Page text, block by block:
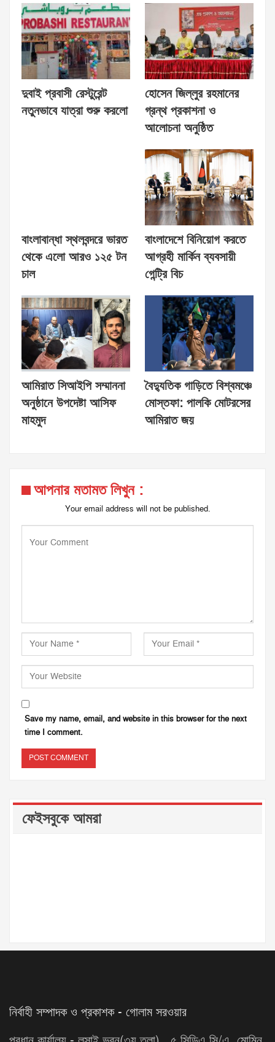
দুবাই প্রবাসী রেস্টুরেন্ট
নতুনভাবে যাত্রা শুরু করলো
হোসেন জিল্লুর রহমানের
গ্রন্থ প্রকাশনা ও
আলোচনা অনুষ্ঠিত
বাংলাবান্ধা স্থলবন্দরে ভারত
থেকে এলো আরও ১২৫ টন
চাল
বাংলাদেশে বিনিয়োগ করতে
আগ্রহী মার্কিন ব্যবসায়ী
গেন্ট্রি বিচ
আমিরাত সিআইপি সম্মাননা
অনুষ্ঠানে উপদেষ্টা আসিফ
মাহমুদ
বৈদ্যুতিক গাড়িতে বিশ্বমঞ্চে
মোস্তফা: পালকি মোটরসের
আমিরাত জয়
আপনার মতামত লিখুন :
Your email address will not be published.
Save my name, email, and website in this browser for the next
time I comment.
ফেইসবুকে আমরা
নির্বাহী সম্পাদক ও প্রকাশক - গোলাম সরওয়ার